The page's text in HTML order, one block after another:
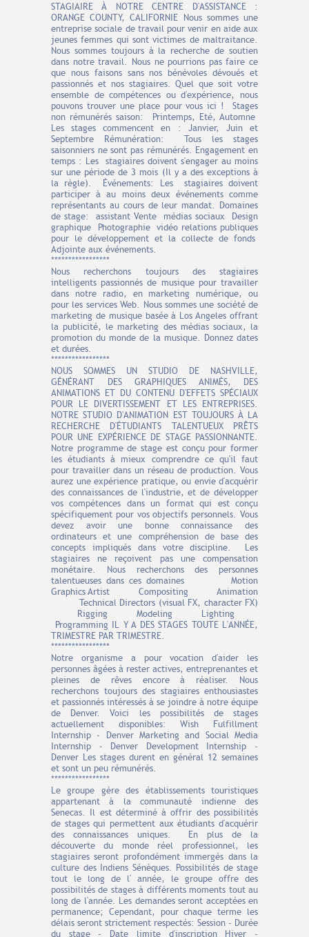
STAGIAIRE À NOTRE CENTRE D'ASSISTANCE :
ORANGE COUNTY, CALIFORNIE Nous sommes une
entreprise sociale de travail pour venir en aide aux
jeunes femmes qui sont victimes de maltraitance.
Nous sommes toujours à la recherche de soutien
dans notre travail. Nous ne pourrions pas faire ce
que nous faisons sans nos bénévoles dévoués et
passionnés et nos stagiaires. Quel que soit votre
ensemble de compétences ou d'expérience, nous
pouvons trouver une place pour vous ici ! Stages
non rémunérés saison: Printemps, Eté, Automne
Les stages commencent en : Janvier, Juin et
Septembre Rémunération: Tous les stages
saisonniers ne sont pas rémunérés. Engagement en
temps : Les stagiaires doivent s'engager au moins
sur une période de 3 mois (Il y a des exceptions à
la règle). Événements: Les stagiaires doivent
participer à au moins deux événements comme
représentants au cours de leur mandat. Domaines
de stage: assistant Vente médias sociaux Design
graphique Photographie vidéo relations publiques
pour le développement et la collecte de fonds
Adjointe aux événements.
*****************
Nous recherchons toujours des stagiaires
intelligents passionnés de musique pour travailler
dans notre radio, en marketing numérique, ou
pour les services Web. Nous sommes une société de
marketing de musique basée à Los Angeles offrant
la publicité, le marketing des médias sociaux, la
promotion du monde de la musique. Donnez dates
et durées.
*****************
NOUS SOMMES UN STUDIO DE NASHVILLE,
GÉNÉRANT DES GRAPHIQUES ANIMÉS, DES
ANIMATIONS ET DU CONTENU D'EFFETS SPÉCIAUX
POUR LE DIVERTISSEMENT ET LES ENTREPRISES.
NOTRE STUDIO D'ANIMATION EST TOUJOURS À LA
RECHERCHE D'ÉTUDIANTS TALENTUEUX PRÊTS
POUR UNE EXPÉRIENCE DE STAGE PASSIONNANTE.
Notre programme de stage est conçu pour former
les étudiants à mieux comprendre ce qu'il faut
pour travailler dans un réseau de production. Vous
aurez une expérience pratique, ou envie d'acquérir
des connaissances de l'industrie, et de développer
vos compétences dans un format qui est conçu
spécifiquement pour vos objectifs personnels. Vous
devez avoir une bonne connaissance des
ordinateurs et une compréhension de base des
concepts impliqués dans votre discipline. Les
stagiaires ne reçoivent pas une compensation
monétaire. Nous recherchons des personnes
talentueuses dans ces domaines Motion
Graphics Artist Compositing Animation
Technical Directors (visual FX, character FX)
Rigging Modeling Lighting
Programming IL Y A DES STAGES TOUTE L'ANNÉE,
TRIMESTRE PAR TRIMESTRE.
*****************
Notre organisme a pour vocation d'aider les
personnes âgées à rester actives, entreprenantes et
pleines de rêves encore à réaliser. Nous
recherchons toujours des stagiaires enthousiastes
et passionnés intéressés à se joindre à notre équipe
de Denver. Voici les possibilités de stages
actuellement disponibles: Wish Fulfillment
Internship - Denver Marketing and Social Media
Internship - Denver Development Internship -
Denver Les stages durent en général 12 semaines
et sont un peu rémunérés.
*****************
Le groupe gère des établissements touristiques
appartenant à la communauté indienne des
Senecas. Il est déterminé à offrir des possibilités
de stages qui permettent aux étudiants d'acquérir
des connaissances uniques. En plus de la
découverte du monde réel professionnel, les
stagiaires seront profondément immergés dans la
culture des Indiens Sénèques. Possibilités de stage
tout le long de l' année, le groupe offre des
possibilités de stages à différents moments tout au
long de l'année. Les demandes seront acceptées en
permanence; Cependant, pour chaque terme les
délais seront strictement respectés: Session - Durée
du stage - Date limite d'inscription Hiver -